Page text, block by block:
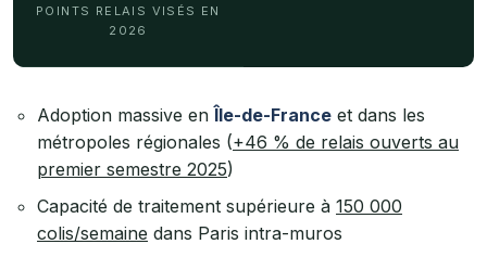
POINTS RELAIS VISÉS EN
2026
Adoption massive enÎle-de-France et dans les
métropoles régionales (+46 % de relais ouverts au
premier semestre 2025)
Capacité de traitement supérieure à 150 000
colis/semaine dans Paris intra-muros